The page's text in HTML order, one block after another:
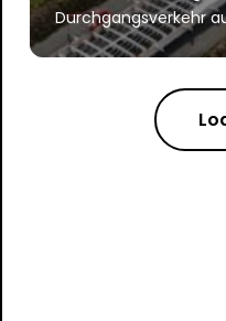
Durchgangsverkehr